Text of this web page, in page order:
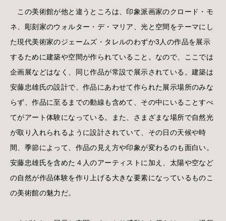
この美術館が他と違うところは、印象派画家のクロード・モ
ネ、彫刻家のウォルター・デ・マリア、光と空間をテーマにし
た現代美術家のジェームズ・タレルのわずか3人の作品を展示
するために建築や空間が作られていること。なので、ここでは
企画展などはなく、同じ作品が常設で展示されている。建築は
安藤忠雄氏の設計で、作品にあわせて作られた展示場所のみな
らず、作品に至るまでの動線も含めて、その中にいることすべ
てがアート体験になっている。また、さまざまな場所で自然光
が取り入れられるように設計されていて、その日の天候や時
間、季節によって、作品の見え方や印象が変わるのも面白い。
安藤忠雄氏を含めた４人のアーティストに加え、太陽や空など
の自然が作品体験を作り上げる大きな要素になっているものこ
の美術館の魅力だ。